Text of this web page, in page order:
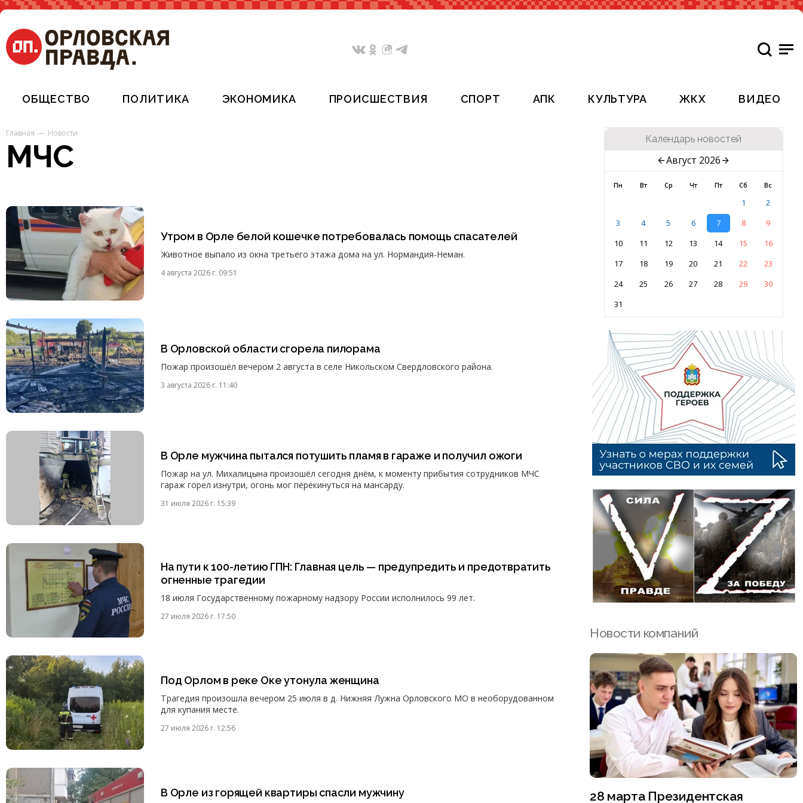
ОБЩЕСТВО ПОЛИТИКА ЭКОНОМИКА ПРОИСШЕСТВИЯ СПОРТ АПК КУЛЬТУРА ЖКХ ВИДЕО
Главная Новости
МЧС
Утром в Орле белой кошечке потребовалась помощь спасателей
Животное выпало из окна третьего этажа дома на ул. Нормандия-Неман.
4 августа 2026 г. 09:51
В Орловской области сгорела пилорама
Пожар произошёл вечером 2 августа в селе Никольском Свердловского района.
3 августа 2026 г. 11:40
В Орле мужчина пытался потушить пламя в гараже и получил ожоги
Пожар на ул. Михалицына произошёл сегодня днём, к моменту прибытия сотрудников МЧС
гараж горел изнутри, огонь мог перекинуться на мансарду.
31 июля 2026 г. 15:39
На пути к 100-летию ГПН: Главная цель — предупредить и предотвратить
огненные трагедии
18 июля Государственному пожарному надзору России исполнилось 99 лет.
27 июля 2026 г. 17:50
Под Орлом в реке Оке утонула женщина
Трагедия произошла вечером 25 июля в д. Нижняя Лужна Орловского МО в необорудованном
для купания месте.
27 июля 2026 г. 12:56
В Орле из горящей квартиры спасли мужчину
Календарь новостей
Август 2026
Пн Вт Ср Чт Пт Сб Вс
1
2
3
4 5 6 7 8
9
10
11 12 13 14 15
16
17
18 19 20 21 22
23
24
25 26 27 28 29
30
31
Новости компаний
28 марта Президентская